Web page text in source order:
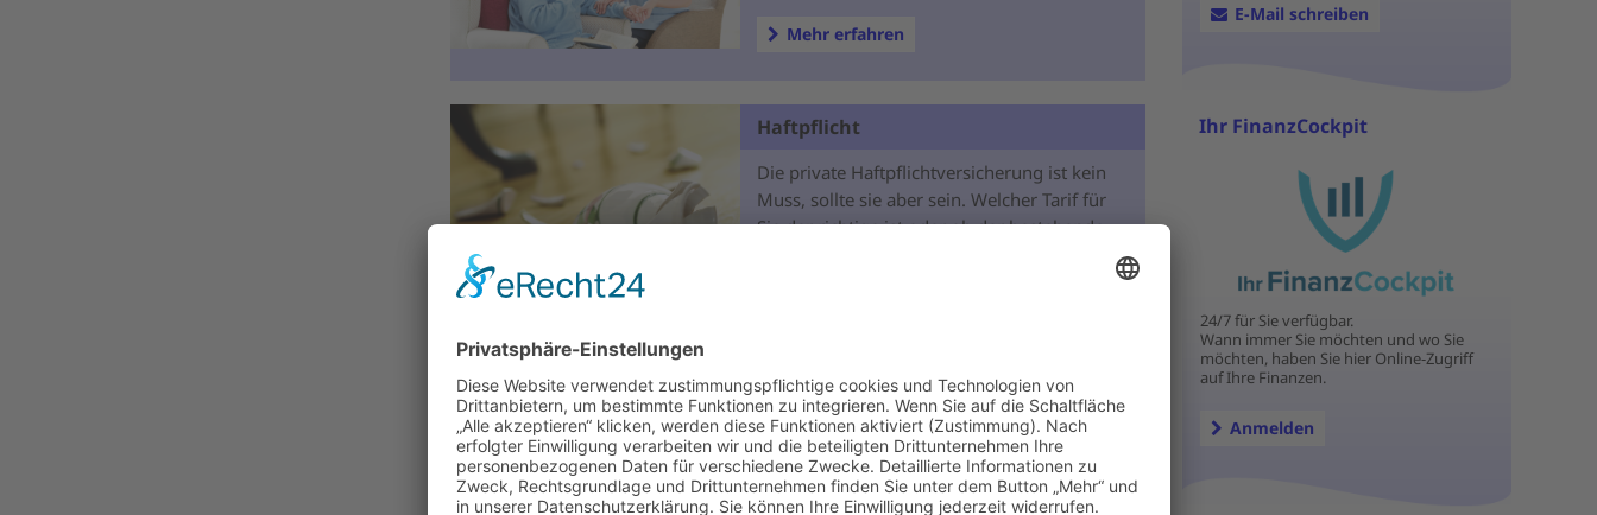
Mehr erfahren
Haftpflicht
Die private Haftpflichtversicherung ist kein
Muss, sollte sie aber sein. Welcher Tarif für
Sie der richtige ist oder ob der bestehende
Tarif optimiert werden kann, analysieren wir
Wohngebäude
Nicht nur im Brandfall unverzichtbar für
Eigenheimbesitzer.
E-Mail schreiben
Ihr FinanzCockpit
24/7 für Sie verfügbar.
Wann immer Sie möchten und wo Sie
möchten, haben Sie hier Online-Zugriff
auf Ihre Finanzen.
Anmelden